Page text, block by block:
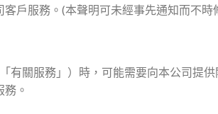
戶服務。(本聲明可未經事先通知而不時
有關服務」）時，可能需要向本公司提
。